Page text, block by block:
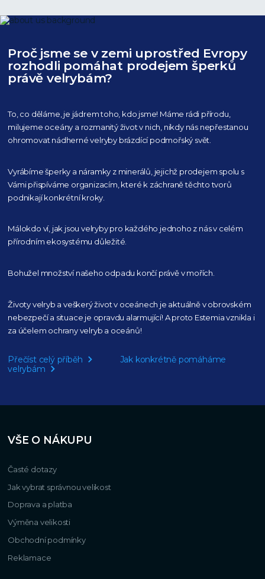
Proč jsme se v zemi uprostřed Evropy
rozhodli pomáhat prodejem šperků
právě velrybám?
To, co děláme, je jádrem toho, kdo jsme! Máme rádi přírodu,
milujeme oceány a rozmanitý život v nich, nikdy nás nepřestanou
ohromovat nádherné velryby brázdící podmořský svět.
Vyrábíme šperky a náramky z minerálů, jejichž prodejem spolu s
Vámi přispíváme organizacím, které k záchraně těchto tvorů
podnikají konkrétní kroky.
Málokdo ví, jak jsou velryby pro každého jednoho z nás v celém
přírodním ekosystému důležité.
Bohužel množství našeho odpadu končí právě v mořích.
Životy velryb a veškerý život v oceánech je aktuálněv obrovském
nebezpečí a situace je opravdu alarmující! A proto Estemia vznikla i
za účelem ochrany velryb a oceánů!
Přečíst celý příběh
Jak konkrétně pomáháme
velrybám
VŠE O NÁKUPU
Časté dotazy
Jak vybrat správnou velikost
Doprava a platba
Výměna velikosti
Obchodní podmínky
Reklamace